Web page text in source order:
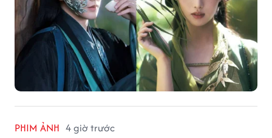
PHIM ẢNH 4 giờ trước